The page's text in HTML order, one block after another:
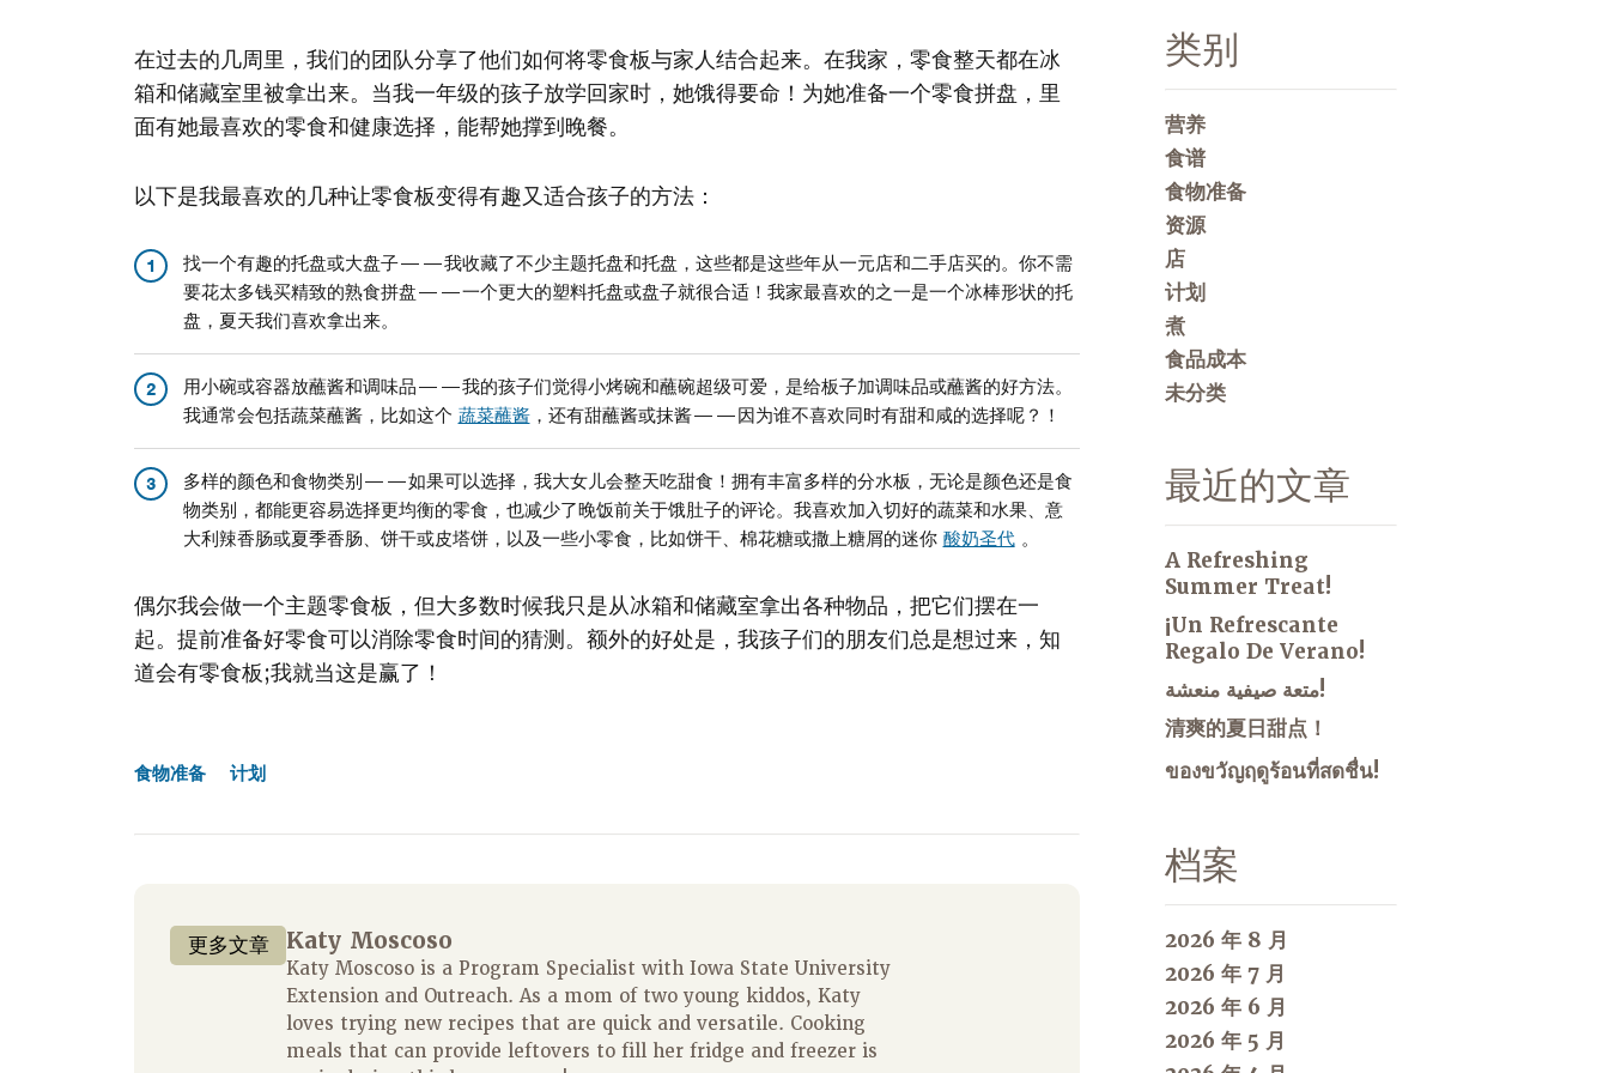
在过去的几周里，我们的团队分享了他们如何将零食板与家人结合起来。在我家，零食整天都在冰
箱和储藏室里被拿出来。当我一年级的孩子放学回家时，她饿得要命！为她准备一个零食拼盘，里
面有她最喜欢的零食和健康选择，能帮她撑到晚餐。
以下是我最喜欢的几种让零食板变得有趣又适合孩子的方法：
1
找一个有趣的托盘或大盘子——我收藏了不少主题托盘和托盘，这些都是这些年从一元店和二手店买的。你不需
要花太多钱买精致的熟食拼盘——一个更大的塑料托盘或盘子就很合适！我家最喜欢的之一是一个冰棒形状的托
盘，夏天我们喜欢拿出来。
2
用小碗或容器放蘸酱和调味品——我的孩子们觉得小烤碗和蘸碗超级可爱，是给板子加调味品或蘸酱的好方法。
我通常会包括蔬菜蘸酱，比如这个 蔬菜蘸酱，还有甜蘸酱或抹酱——因为谁不喜欢同时有甜和咸的选择呢？！
3
多样的颜色和食物类别——如果可以选择，我大女儿会整天吃甜食！拥有丰富多样的分水板，无论是颜色还是食
物类别，都能更容易选择更均衡的零食，也减少了晚饭前关于饿肚子的评论。我喜欢加入切好的蔬菜和水果、意
大利辣香肠或夏季香肠、饼干或皮塔饼，以及一些小零食，比如饼干、棉花糖或撒上糖屑的迷你 酸奶圣代。
偶尔我会做一个主题零食板，但大多数时候我只是从冰箱和储藏室拿出各种物品，把它们摆在一
起。提前准备好零食可以消除零食时间的猜测。额外的好处是，我孩子们的朋友们总是想过来，知
道会有零食板;我就当这是赢了！
食物准备 计划
更多文章 Katy Moscoso
Katy Moscoso is a Program Specialist with Iowa State University
Extension and Outreach. As a mom of two young kiddos, Katy
loves trying new recipes that are quick and versatile. Cooking
meals that can provide leftovers to fill her fridge and freezer is
类别
营养
食谱
食物准备
资源
店
计划
煮
食品成本
未分类
最近的文章
A Refreshing
Summer Treat!
¡Un Refrescante
Regalo De Verano!
متعة صيفية منعشة!
清爽的夏日甜点！
ของขวัญฤดูร้อนที่สดชื่น!
档案
2026 年 8 月
2026 年 7 月
2026 年 6 月
2026 年 5 月